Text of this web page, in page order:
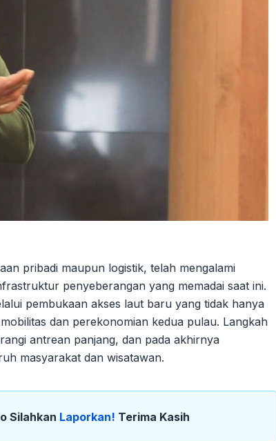
pribadi maupun logistik, telah mengalami
penyeberangan yang memadai saat ini.
pembukaan akses laut baru yang tidak hanya
dan perekonomian kedua pulau. Langkah
antrean panjang, dan pada akhirnya
masyarakat dan wisatawan.
Silahkan Laporkan! Terima Kasih